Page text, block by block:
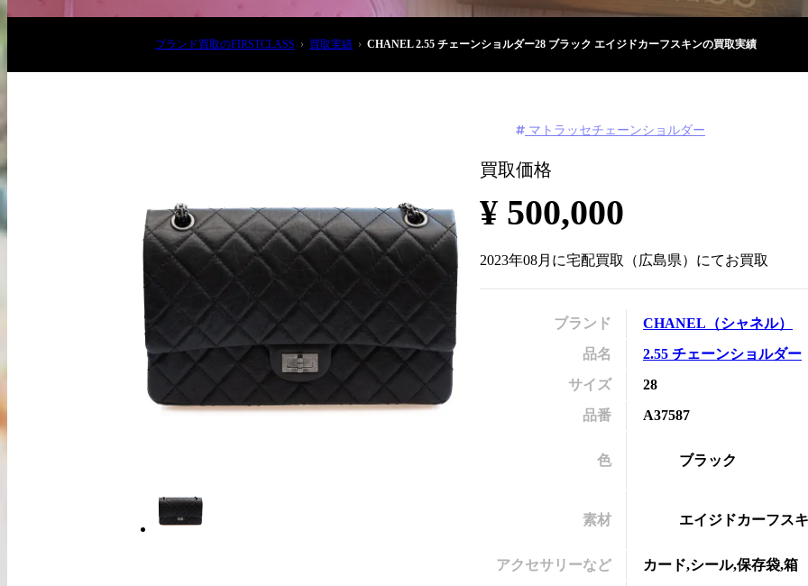
03-6908-5890
LINE査定
ブランド買取のFIRSTCLASS 買取実績 CHANEL 2.55 チェーンショルダー28 ブラック エイジドカーフスキンの買取実績
マトラッセチェーンショルダー
買取価格
¥ 500,000
2023年08月 に宅配買取 （ 広島県）にてお買取
ブランド CHANEL （シャネル）
品名
2.55 チェーンショルダー
サイズ
28
品番
A37587
色 ブラック
素材 エイジドカーフス
アクセサリーなど
カード,シール,保存袋,箱